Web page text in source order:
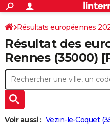
ACTUALITÉS
Politique
Société
Faits Divers
Education
Monde
Villes
+
SPORT
Coupe du monde 2026
Football
Tennis
Cyclisme
Rugby
Forum
Programme TV
TNT
Streaming
Cinéma
Sorties cinéma
Musique
+
FINANCE
Retraite
Impôts
Epargne
Immobilier
Risques naturels par ville
Banque
Assurance
Crédit
AUTO
Essais
Réserver un essai
Citadines
Berlines
SUV
Forum auto
+
HIGH-TECH
Résultats européennes
Résultat des
Rennes (35000)
Voir aussi : Vezin-le-Coquet